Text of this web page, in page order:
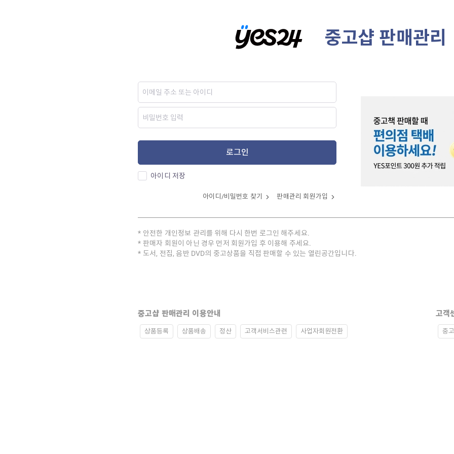
중고샵 판매관리
로그인
아이디 저장
아이디/비밀번호 찾기 판매관리 회원가입
안전한 개인정보 관리를 위해 다시 한번 로그인 해주세요.
판매자 회원이 아닌 경우 먼저 회원가입 후 이용해 주세요.
도서, 전집, 음반 DVD의 중고상품을 직접 판매할 수 있는 열린공간입니다.
중고샵 판매관리 이용안내
상품등록 상품배송 정산 고객서비스관련 사업자회원전환
고객
중